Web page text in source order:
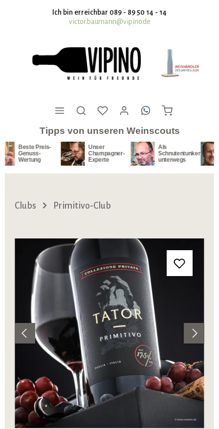
springenIch bin erreichbar 089 - 89 50 14 - 14
victor.baumann@vipino.de
Tipps von unseren Weinscouts
Unser
Champagner-
Experte
Schnutentunker
unterwegs
Südafrika-
Spezialist
Clubs Primitivo-Club
Bildergalerie überspringen